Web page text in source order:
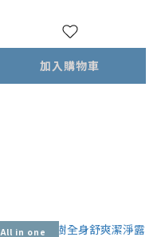
加入購物車
All in one